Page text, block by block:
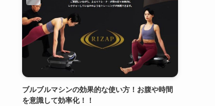
ブルブルマシンの効果的な使い方！お腹や時間
を意識して効率化！！